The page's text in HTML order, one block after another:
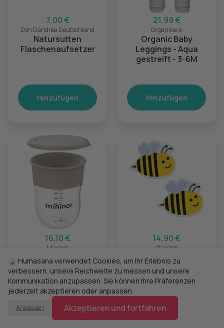
7,00 €
Don Dandrea Deutschland
Natursutten
Flaschenaufsetzer
Hinzufügen
21,99 €
Organicera
Organic Baby
Leggings - Aqua
gestreift - 3-6M
Hinzufügen
16,10 €
Mininor
Trainingsbecher
220ml "Cloudy
morning"
14,90 €
Sticklett
RUBBY by sticklett -
Anti-Rutsch
Knieschoner "Biene"
🍃 Humasana verwendet Cookies, um Ihr Erlebnis zu
verbessern, unsere Reichweite zu messen und unsere
Kommunikation anzupassen. Sie können Ihre Präferenzen
jederzeit akzeptieren oder anpassen.
Anpassen Akzeptieren und fortfahren